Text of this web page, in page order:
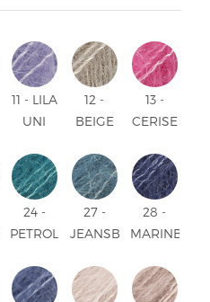
11 - LILA
UNI
12 -
BEIGE
13 -
CERISE
24 -
PETROL
27 -
JEANSBLÅ
28 -
MARINBLÅ